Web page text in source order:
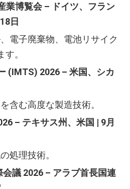
業博覧会 – ドイツ、フラン
日
電子廃棄物、電池リサイク
。
(IMTS) 2026 – 米国、シカ
含む高度な製造技術。
– テキサス州、米国 | 9月
処理技術。
会議 2026 – アラブ首長国連